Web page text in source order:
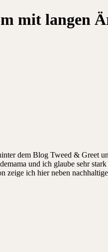
mit langen
dem Blog Tweed & Greet
und ich glaube sehr
ich hier neben